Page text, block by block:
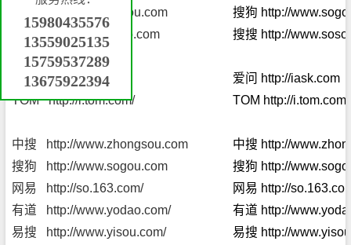
我
http://www.sogou.com 搜狗 http://
搜搜http://www.soso.com 搜搜 http://
爱问http://iask.com 爱问 http://iask.com
TOM http://i.tom.com/
TOM http://
中搜 http://www.zhongsou.com 中搜 http://
搜狗 http://www.sogou.com 搜狗 http://
网易
http://so.163.com/ 网易 http://
有道 http://www.yodao.com/ 有道 http://
易搜 http://www.yisou.com/ 易搜 http://
15980435576
13559025135
15759537289
13675922394